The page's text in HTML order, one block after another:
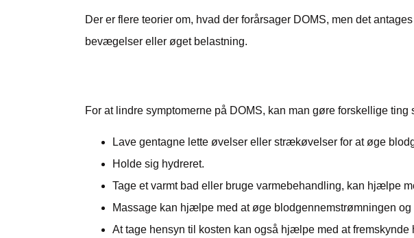
Der er flere teorier om, hvad der forårsager DOMS, men det
bevægelser eller øget belastning.
For at lindre symptomerne på DOMS, kan man gøre forskellige ting
Lave gentagne lette øvelser eller strækøvelser for at øge
Holde sig hydreret.
Tage et varmt bad eller bruge varmebehandling, kan hjælpe
Massage kan hjælpe med at øge blodgennemstrømningen
At tage hensyn til kosten kan også hjælpe med at fremskynde